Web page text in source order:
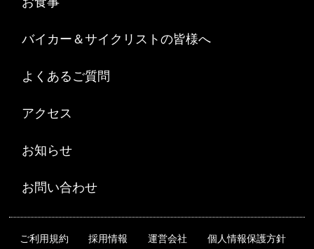
バイカー＆サイクリストの皆様へ
よくあるご質問
アクセス
お知らせ
お問い合わせ
ご利用規約 採用情報 運営会社 個人情報保護方針